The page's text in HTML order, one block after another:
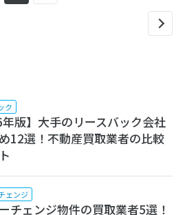
ク
年版】大手のリースバック会社
12選！不動産買取業者の比較
ェンジ
チェンジ物件の買取業者5選！